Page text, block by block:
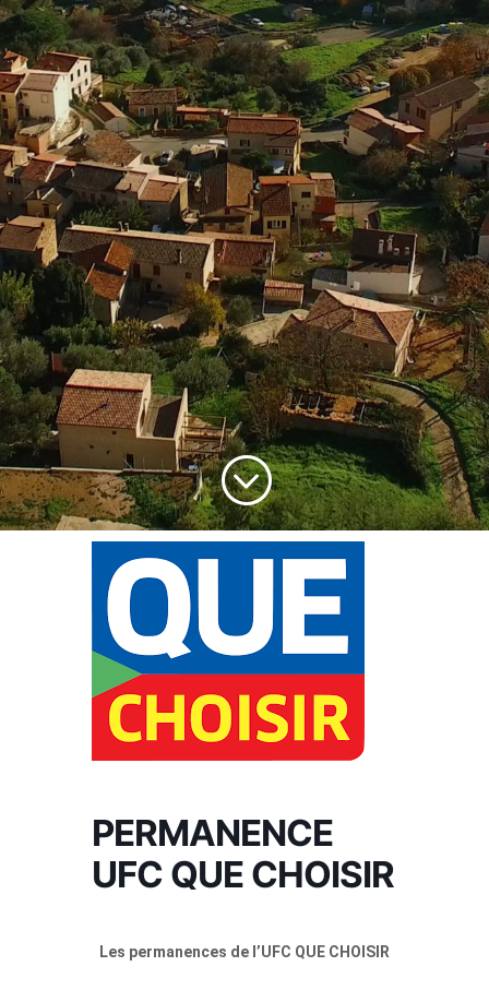
;
PERMANENCE
UFC QUE CHOISIR
Les permanences de l’UFC QUE CHOISIR